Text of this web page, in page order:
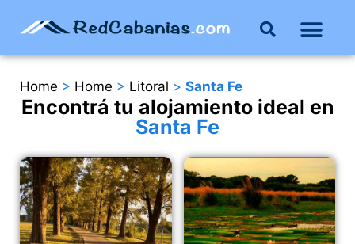
Home > Home > Litoral > Santa Fe
Encontrá tu alojamiento ideal en
Santa Fe